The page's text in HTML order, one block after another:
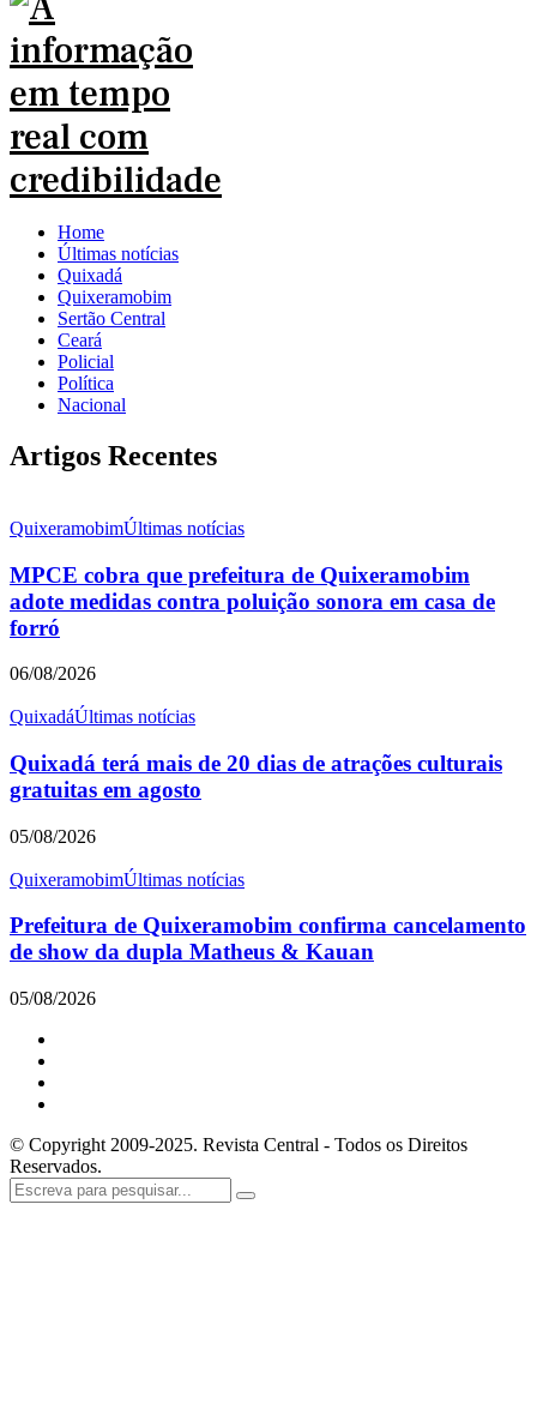
Home
Últimas notícias
Quixadá
Quixeramobim
Sertão Central
Ceará
Policial
Política
Nacional
Artigos Recentes
QuixeramobimÚltimas notícias
MPCE cobra que prefeitura de Quixeramobim
adote medidas contra poluição sonora em casa de
forró
06/08/2026
QuixadáÚltimas notícias
Quixadá terá mais de 20 dias de atrações culturais
gratuitas em agosto
05/08/2026
QuixeramobimÚltimas notícias
Prefeitura de Quixeramobim confirma cancelamento
de show da dupla Matheus & Kauan
05/08/2026
© Copyright 2009-2025. Revista Central - Todos os Direitos
Reservados.